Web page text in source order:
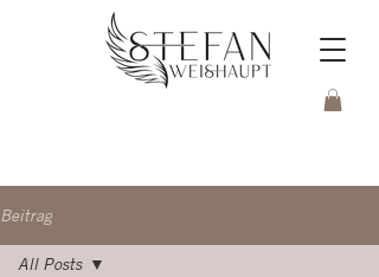
Beitrag
All Posts